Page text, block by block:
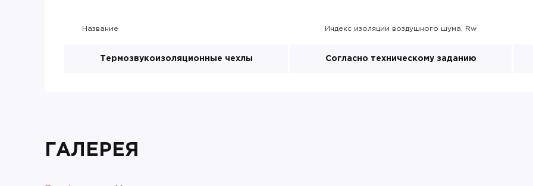
Название Индекс изоляции воздушного шума, Rw
Термозвукоизоляционные чехлы Согласно техническому заданию
ГАЛЕРЕЯ